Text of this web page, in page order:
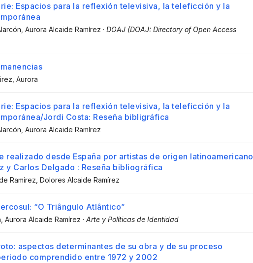
Espacios para la reflexión televisiva, la teleficción y la
, Aurora Alcaide Ramírez · DOAJ (DOAJ: Directory of Open Access
Aurora
Espacios para la reflexión televisiva, la teleficción y la
Jordi Costa: Reseña bibligráfica
, Aurora Alcaide Ramírez
realizado desde España por artistas de origen latinoamericano
y Carlos Delgado : Reseña bibliográfica
Ramírez , Dolores Alcaide Ramírez
“O Triângulo Atlântico”
, Aurora Alcaide Ramírez · Arte y Políticas de Identidad
aspectos determinantes de su obra y de su proceso
comprendido entre 1972 y 2002